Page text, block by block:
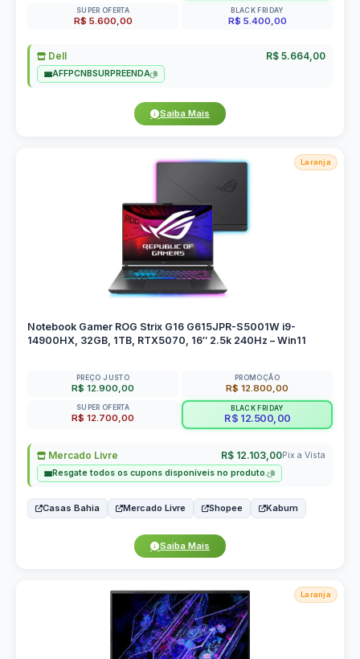
SUPER OFERTA
R$ 5.600,00
BLACK FRIDAY
R$ 5.400,00
Dell R$ 5.664,00
AFFPCNBSURPREENDA
Saiba Mais
Laranja
Notebook Gamer ROG Strix G16 G615JPR-S5001W i9-
14900HX, 32GB, 1TB, RTX5070, 16″ 2.5k 240Hz – Win11
PREÇO JUSTO
R$ 12.900,00
PROMOÇÃO
R$ 12.800,00
SUPER OFERTA
R$ 12.700,00
BLACK FRIDAY
R$ 12.500,00
Mercado Livre R$ 12.103,00Pix a Vista
Resgate todos os cupons disponíveis no produto.
Casas Bahia Mercado Livre Shopee Kabum
Saiba Mais
Laranja